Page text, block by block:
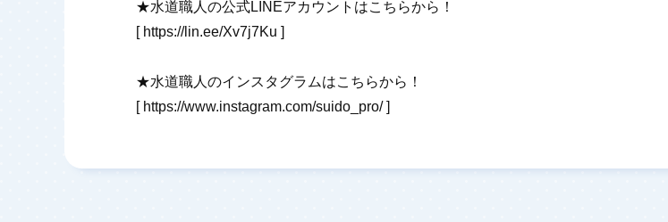
★水道職人の公式LINEアカウントはこちらから！
[ https://lin.ee/Xv7j7Ku ]
★水道職人のインスタグラムはこちらから！
[ https://www.instagram.com/suido_pro/]